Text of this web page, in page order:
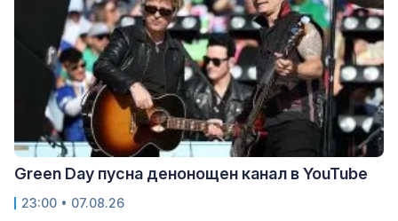
Green Day пусна денонощен канал в YouTube
23:00 • 07.08.26